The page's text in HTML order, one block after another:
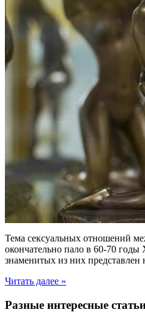
Тема сексуальных отношений
окончательно пало в 60-70
знаменитых из них представлен
Читать далее »
Разные интересные